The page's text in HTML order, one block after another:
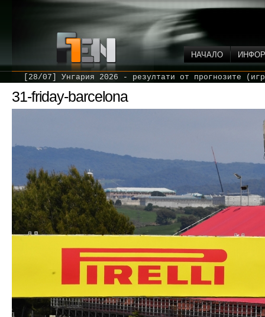
НАЧАЛО
[28/07] Унгария 2026 - резултати от прогнозите
31-friday-barcelona